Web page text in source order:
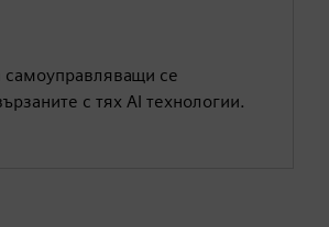
самоуправляващи се
с тях AI технологии.